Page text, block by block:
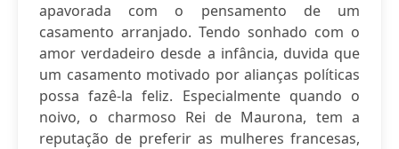
apavorada com o pensamento de um
casamento arranjado. Tendo sonhado com o
amor verdadeiro desde a infância, duvida que
um casamento motivado por alianças políticas
possa fazê-la feliz. Especialmente quando o
noivo, o charmoso Rei de Maurona, tem a
reputação de preferir as mulheres francesas,